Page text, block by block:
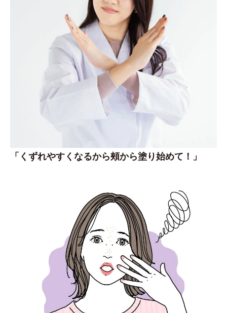
「くずれやすくなるから頰から塗り始めて！」